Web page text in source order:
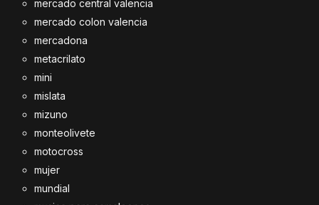
mercado central valencia
mercado colon valencia
mercadona
metacrilato
mini
mislata
mizuno
monteolivete
motocross
mujer
mundial